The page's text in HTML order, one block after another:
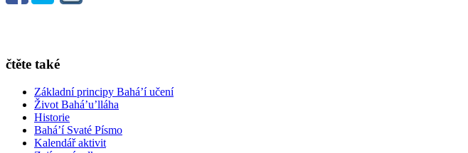
čtěte také
Základní principy Bahá’í učení
Život Bahá’u’lláha
Historie
Bahá’í Svaté Písmo
Kalendář aktivit